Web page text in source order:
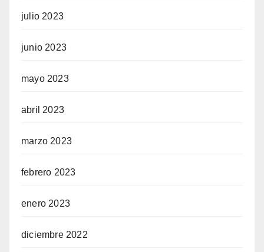
julio 2023
junio 2023
mayo 2023
abril 2023
marzo 2023
febrero 2023
enero 2023
diciembre 2022